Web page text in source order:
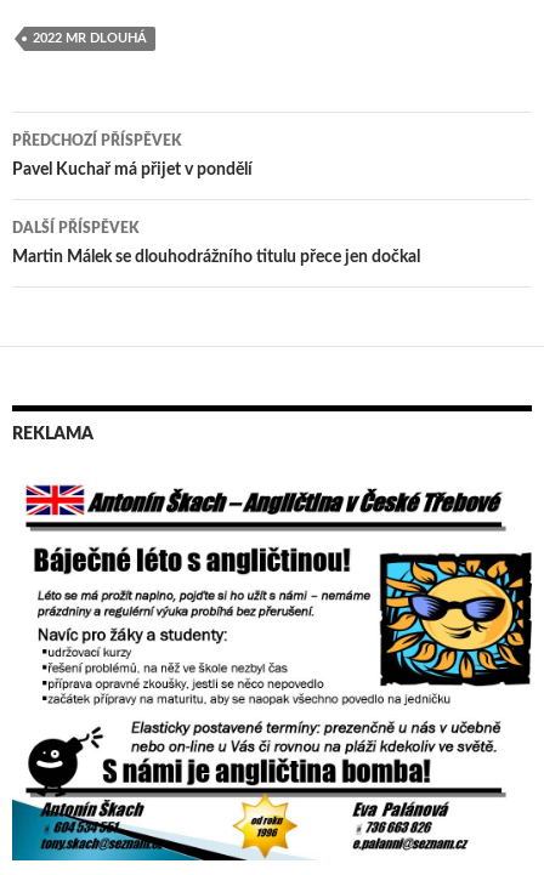
2022 MR DLOUHÁ
Navigace
pro
příspěvek
PŘEDCHOZÍ PŘÍSPĚVEK
Pavel Kuchař má přijet v pondělí
DALŠÍ PŘÍSPĚVEK
Martin Málek se dlouhodrážního titulu přece jen dočkal
REKLAMA